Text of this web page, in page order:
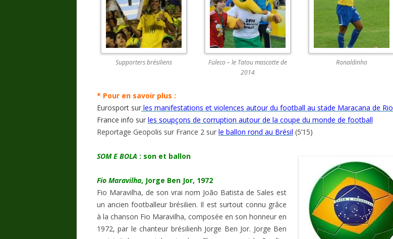
Supporters brésiliens
Fuleco – le Tatou mascotte de
2014
Ronaldinho
* Pour en savoir plus :
Eurosport sur les manifestations et violences autour du football au stade Maracana de Rio
France info sur les soupçons de corruption autour de la coupe du monde de football
Reportage Geopolis sur France 2 sur le ballon rond au Brésil (5’15)
SOM E BOLA : son et ballon
Fio Maravilha, Jorge Ben Jor, 1972
Fio Maravilha, de son vrai nom João Batista de Sales est
un ancien footballeur brésilien. Il est surtout connu grâce
à la chanson Fio Maravilha, composée en son honneur en
1972, par le chanteur brésilienh Jorge Ben Jor. Jorge Ben